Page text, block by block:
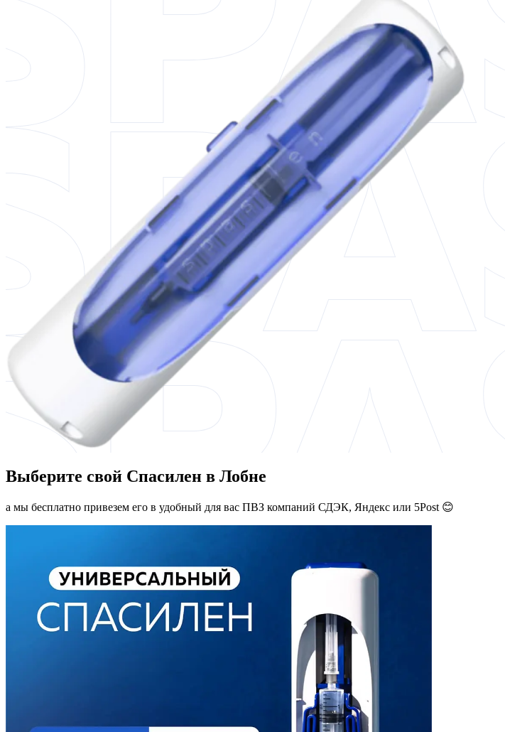
Выберите свой Спасилен в Лобне
а мы бесплатно привезем его в удобный для вас ПВЗ компаний СДЭК, Яндекс или 5Post 😊